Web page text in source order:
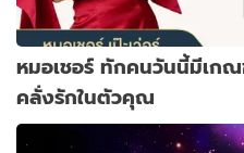
หมอเชอร์ ทักคนวันนี้มีเก
คลั่งรักในตัวคุณ